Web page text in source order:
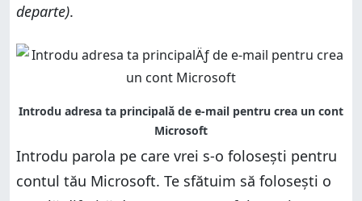
departe).
Introdu parola pe care vrei s-o folosești pentru
contul tău Microsoft. Te sfătuim să folosești o